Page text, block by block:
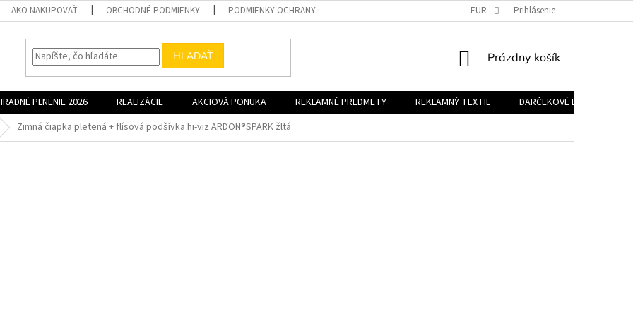
AKO NAKUPOVAŤ OBCHODNÉ PODMIENKY PODMIENKY OCHRANY OSOBNÝCH ÚDAJOV EUR Prihlásenie
HĽADAŤ
NÁKUPNÝ
Prázdny košík
PLNENIE 2026 REALIZÁCIE AKCIOVÁ PONUKA REKLAMNÉ PREDMETY REKLAMNÝ TEXTIL
DARČEKOVÉ BALÍČKY
Zimná čiapka pletená + flísová podšívka hi-viz ARDON®SPARK žltá